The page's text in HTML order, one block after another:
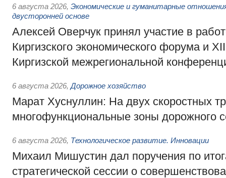
6 августа 2026, Экономические и гуманитарные
двусторонней основе
Алексей Оверчук принял участие в
Киргизского экономического форума и
Киргизской межрегиональной
6 августа 2026, Дорожное хозяйство
Марат Хуснуллин: На двух скоростных
многофункциональные зоны дорожного
6 августа 2026, Технологическое развитие. Инновации
Михаил Мишустин дал поручения по
стратегической сессии о